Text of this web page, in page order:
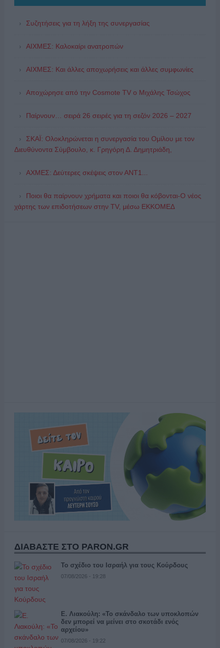
Συζητήσεις για τη λήξη της συνεργασίας
ΑΙΧΜΕΣ: Καλοκαίρι ανατροπών
ΑΙΧΜΕΣ: Και άλλες αποχωρήσεις και άλλες συμφωνίες
Αποχώρησε από την Cosmote TV o Μιχάλης Τσώχος
Παίρνουν… σειρά 26 σειρές για τη σεζόν 2026 – 2027
ΣΚΑΪ: Ολοκληρώνεται η συνεργασία του Ομίλου με τον
Διευθύνοντα Σύμβουλο, κ. Γρηγόρη Δ. Δημητριάδη,
ΑΧΜΕΣ: Δεύτερες σκέψεις στον ΑΝΤ1...
Ποιοι θα παίρνουν χρήματα και ποιοι θα κόβονται-Ο νέος
χάρτης των επιδοτήσεων στην TV, μέσω ΕΚΚΟΜΕΔ
ΔΙΑΒΑΣΤΕ ΣΤΟ PARON.GR
Το σχέδιο του Ισραήλ για τους Κούρδους
07/08/2026 - 19:28
Ε. Λιακούλη: «Το σκάνδαλο των υποκλοπών
δεν μπορεί να μείνει στο σκοτάδι ενός
αρχείου»
07/08/2026 - 19:22